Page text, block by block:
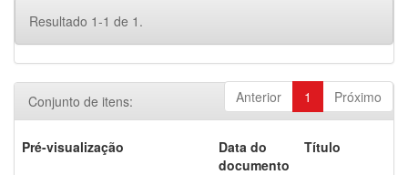
Resultado 1-1 de 1.
Anterior 1 Próximo
Conjunto de itens:
Pré-visualização
Data do
documento
Título